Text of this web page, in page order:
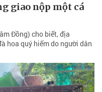
giao nộp một cá
Đồng) cho biết, địa
hoa quý hiếm do người dân